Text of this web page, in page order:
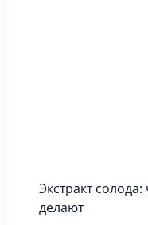
Экстракт солода:
делают